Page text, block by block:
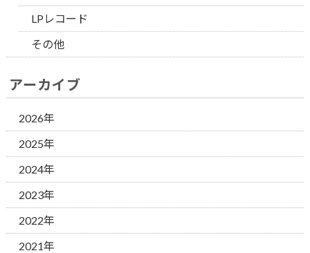
LPレコード
その他
アーカイブ
2026年
2025年
2024年
2023年
2022年
2021年